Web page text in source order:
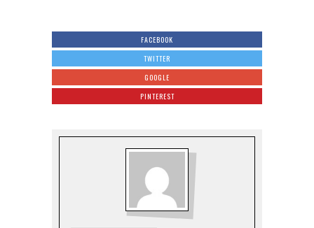
FACEBOOK
TWITTER
GOOGLE
PINTEREST